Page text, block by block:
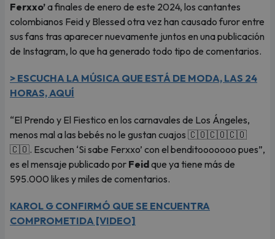
Ferxxo’a finales de enero de este 2024, los cantantes
colombianos Feid y Blessed otra vez han causado furor entre
sus fans tras aparecer nuevamente juntos en una publicación
de Instagram, lo que ha generado todo tipo de comentarios.
> ESCUCHA LA MÚSICA QUE ESTÁ DE MODA, LAS 24
HORAS, AQUÍ
“El Prendo y El Fiestico en los carnavales de Los Ángeles,
menos mal a las bebés no le gustan cuajos 🇨🇴🇨🇴🇨🇴
🇨🇴. Escuchen ‘Si sabe Ferxxo’ con el benditooooooo pues”,
es el mensaje publicado por Feidque ya tiene más de
595.000 likes y miles de comentarios.
KAROL G CONFIRMÓ QUE SE ENCUENTRA
COMPROMETIDA [VIDEO]